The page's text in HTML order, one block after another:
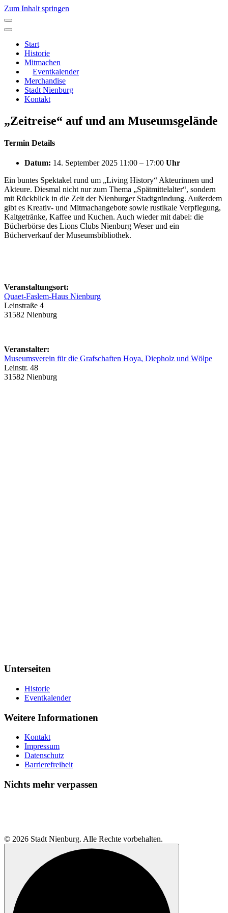
Zum Inhalt springen
Hauptnavigation
Start
Historie
Mitmachen
Eventkalender
Merchandise
Stadt Nienburg
Kontakt
„Zeitreise“ auf und am Museumsgelände
Termin Details
Datum: 14. September 2025 11:00 – 17:00 Uhr
Ein buntes Spektakel rund um „Living History“ Akteurinnen und
Akteure. Diesmal nicht nur zum Thema „Spätmittelalter“, sondern
mit Rückblick in die Zeit der Nienburger Stadtgründung. Außerdem
gibt es Kreativ- und Mitmachangebote sowie rustikale Verpflegung,
Kaltgetränke, Kaffee und Kuchen. Auch wieder mit dabei: die
Bücherbörse des Lions Clubs Nienburg Weser und ein
Bücherverkauf der Museumsbibliothek.
Veranstaltungsort:
Quaet-Faslem-Haus Nienburg
Leinstraße 4
31582 Nienburg
Veranstalter:
Museumsverein für die Grafschaften Hoya, Diepholz und Wölpe
Leinstr. 48
31582 Nienburg
Unterseiten
Historie
Eventkalender
Weitere Informationen
Kontakt
Impressum
Datenschutz
Barrierefreiheit
Nichts mehr verpassen
© 2026 Stadt Nienburg. Alle Rechte vorbehalten.